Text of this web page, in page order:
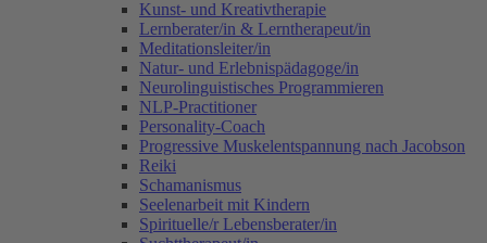
Kunst- und Kreativtherapie
Lernberater/in & Lerntherapeut/in
Meditationsleiter/in
Natur- und Erlebnispädagoge/in
Neurolinguistisches Programmieren
NLP-Practitioner
Personality-Coach
Progressive Muskelentspannung nach Jacobson
Reiki
Schamanismus
Seelenarbeit mit Kindern
Spirituelle/r Lebensberater/in